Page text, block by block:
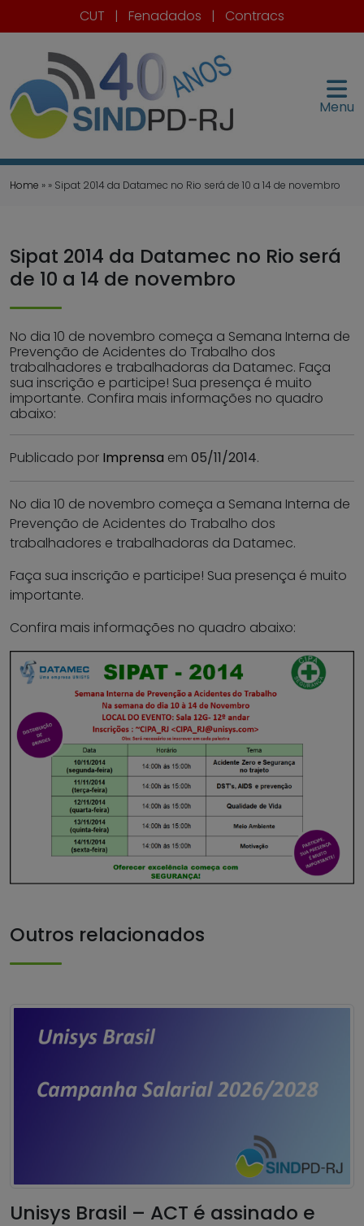
CUT | Fenadados | Contracs
Menu
Home » » Sipat 2014 da Datamec no Rio será de 10 a 14 de novembro
Sipat 2014 da Datamec no Rio será
de 10 a 14 de novembro
No dia 10 de novembro começa a Semana Interna de
Prevenção de Acidentes do Trabalho dos
trabalhadores e trabalhadoras da Datamec. Faça
sua inscrição e participe! Sua presença é muito
importante. Confira mais informações no quadro
abaixo:
Publicado por Imprensa em 05/11/2014.
No dia 10 de novembro começa a Semana Interna de
Prevenção de Acidentes do Trabalho dos
trabalhadores e trabalhadoras da Datamec.
Faça sua inscrição e participe! Sua presença é muito
importante.
Confira mais informações no quadro abaixo:
Outros relacionados
Unisys Brasil – ACT é assinado e